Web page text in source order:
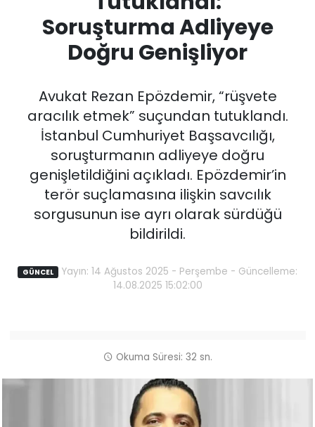
Soruşturma Adliyeye
Doğru Genişliyor
Avukat Rezan Epözdemir, “rüşvete
aracılık etmek” suçundan tutuklandı.
İstanbul Cumhuriyet Başsavcılığı,
soruşturmanın adliyeye doğru
genişletildiğini açıkladı. Epözdemir’in
terör suçlamasına ilişkin savcılık
sorgusunun ise ayrı olarak sürdüğü
bildirildi.
GÜNCEL Yayın: 14 Ağustos 2025 - Perşembe - Güncelleme:
14.08.2025 15:02:00
Okuma Süresi: 32 sn.